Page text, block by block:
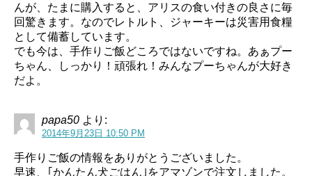
んが、たまに購入すると、アリスの食い付きの良さに毎
回驚きます。なのでレトルト、ジャーキーは災害用食糧
として備蓄しています。
でも今は、手作りご飯どころではないですね。あぁプー
ちゃん、しっかり！頑張れ！みんなプーちゃんが大好き
だよ。
papa50 より:
2014年9月23日 10:50 PM
手作りご飯の情報をありがとうございました。
早速、｢かんたん犬ごはん｣をアマゾンで注文しました。